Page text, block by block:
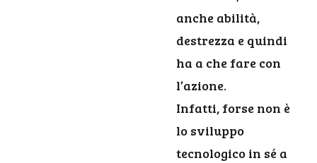
anche abilità,
destrezza e quindi
ha a che fare con
l’azione.
Infatti, forse non è
lo sviluppo
tecnologico in sé a